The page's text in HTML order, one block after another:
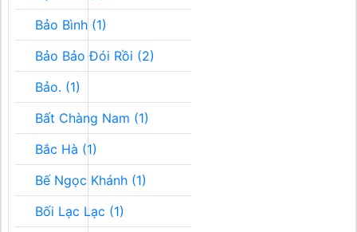
Bảo Bình (1)
Bảo Bảo Đói Rồi (2)
Bảo. (1)
Bất Chàng Nam (1)
Bắc Hà (1)
Bế Ngọc Khánh (1)
Bối Lạc Lạc (1)